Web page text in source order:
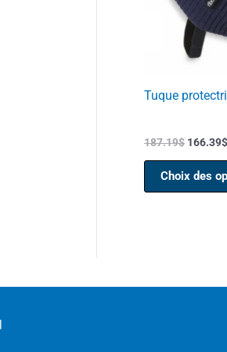
Tuque
187.19$ 166.39$
Choix des